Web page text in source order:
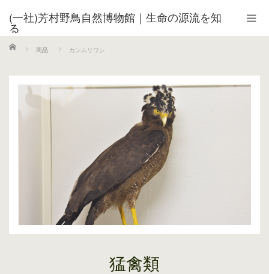
(一社)芳村野鳥自然博物館｜生命の源流を知
る
ホーム 商品 カンムリワシ
猛禽類